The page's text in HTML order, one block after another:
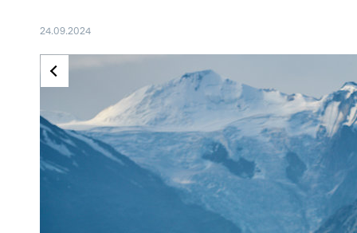
24.09.2024